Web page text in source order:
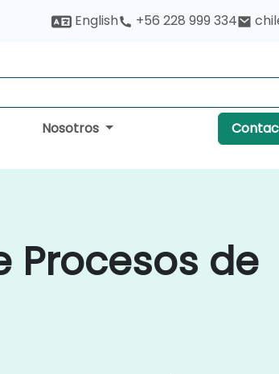
English +56 228 999 334
Nosotros
Procesos de